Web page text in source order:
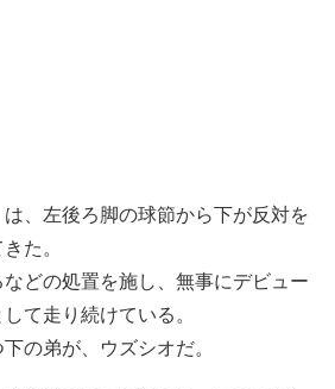
、左後ろ脚の球節から下が反対を
た。
どの処置を施し、無事にデビュー
て走り続けている。
の弟が、ウズシオだ。